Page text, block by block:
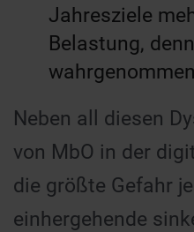
Jahresziele
Belastung,
Neben all diesen
von MbO in der
die größte Gefahr
einhergehende